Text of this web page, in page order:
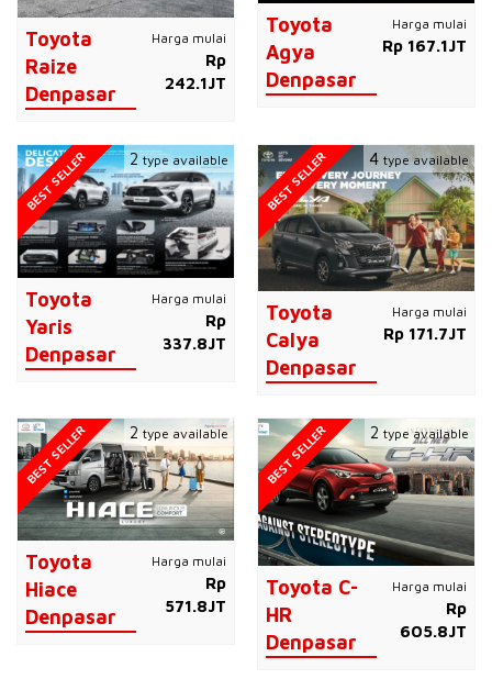
Toyota
Raize
Denpasar
Harga mulai
Rp
242.1JT
Toyota
Agya
Denpasar
Harga mulai
Rp 167.1JT
Toyota
Yaris
Denpasar
Harga mulai
Rp
337.8JT
BEST SELLER 2type available
Toyota
Calya
Denpasar
Harga mulai
Rp 171.7JT
BEST SELLER 4 type available
Toyota
Hiace
Denpasar
Harga mulai
Rp
571.8JT
BEST SELLER 2type available
Toyota C-
HR
Denpasar
Harga mulai
Rp
605.8JT
BEST SELLER 2 type available